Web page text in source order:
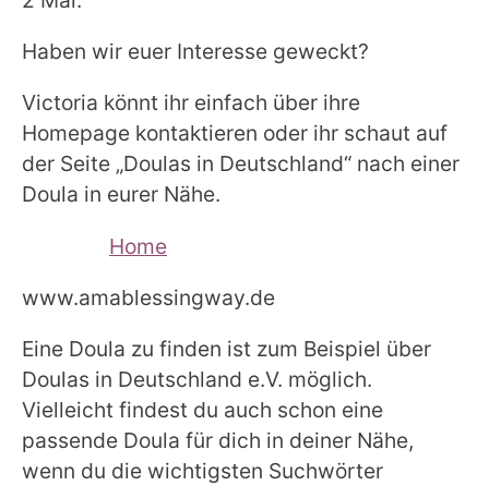
Haben wir euer Interesse geweckt?
Victoria könnt ihr einfach über ihre
Homepage kontaktieren oder ihr schaut auf
der Seite „Doulas in Deutschland“ nach einer
Doula in eurer Nähe.
Home
www.amablessingway.de
Eine Doula zu finden ist zum Beispiel über
Doulas in Deutschland e.V. möglich.
Vielleicht findest du auch schon eine
passende Doula für dich in deiner Nähe,
wenn du die wichtigsten Suchwörter